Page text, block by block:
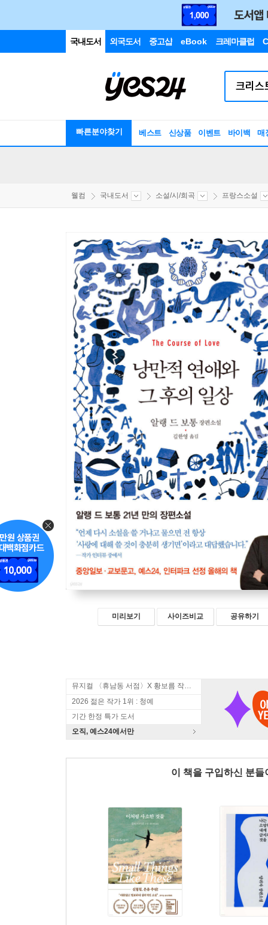
국내도서 외국도서 중고샵 eBook 크레마클럽
빠른분야찾기 베스트 신상품 이벤트 바이백 매
웰컴 국내도서 소설/시/희곡 프랑스소설
미리보기 사이즈비교 공유하기
뮤지컬 〈휴남동 서점〉X 황보름 작가 북토크
2026 젊은 작가 1위 : 청예
기간 한정 특가 도서
오직, 예스24에서만
이 책을 구입하신 분